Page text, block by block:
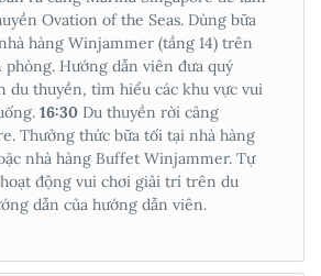
Ovation of the Seas. Dùng bữa
hàng Winjammer (tầng 14) trên
phòng. Hướng dẫn viên đưa quý
du thuyền, tìm hiểu các khu vực vui
16:30 Du thuyền rời cảng
Thưởng thức bữa tối tại nhà hàng
nhà hàng Buffet Winjammer. Tự
động vui chơi giải trí trên du
dẫn của hướng dẫn viên.